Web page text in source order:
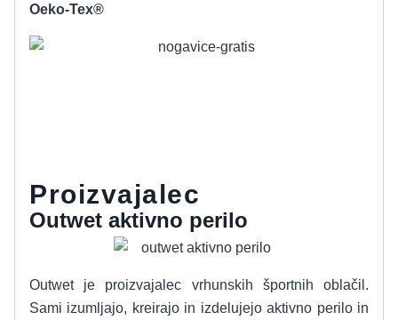
Oeko-Tex®
Proizvajalec
Outwet aktivno perilo
Outwet je proizvajalec vrhunskih športnih oblačil.
Sami izumljajo, kreirajo in izdelujejo aktivno perilo in